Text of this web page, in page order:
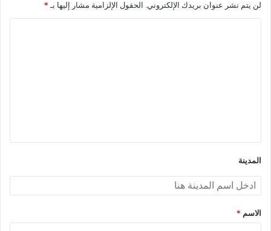
لن يتم نشر عنوان بريدك الإلكتروني. الحقول الإلزامية مشار إليها بـ *
المدينة
الاسم *